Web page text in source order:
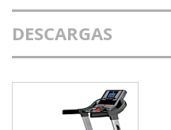
DESCARGAS